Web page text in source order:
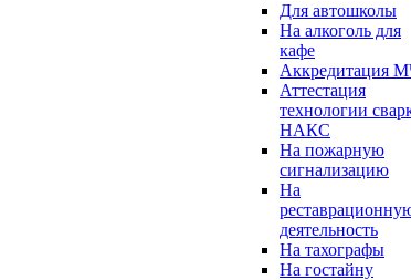
Для автошколы
На алкоголь для
кафе
Аккредитация
Аттестация
технологии
НАКС
На пожарную
сигнализацию
На
деятельность
На тахографы
На гостайну